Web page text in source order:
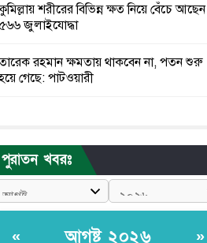
শরীরের বিভিন্ন ক্ষত নিয়ে বেঁচে আছেন
জুলাইযোদ্ধা
রহমান ক্ষমতায় থাকবেন না, পতন শুরু
গেছে: পাটওয়ারী
জুলাই কোনো শ্রেণি বা গোষ্ঠীর নয়, এটি সর্বস্তরের
ড. ইউনূস
পাইপ মাথায় হেলমেট পড়ে মাঠে যুবদল নেতা
পুরাতন খবরঃ
« আগষ্ট ২০২৬ »